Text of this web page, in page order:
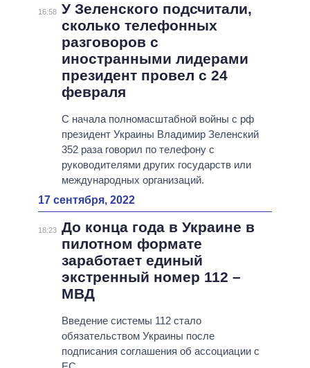
16:58 У Зеленского подсчитали,
сколько телефонных
разговоров с
иностранными лидерами
президент провел с 24
февраля
С начала полномасштабной войны с рф
президент Украины Владимир Зеленский
352 раза говорил по телефону с
руководителями других государств или
международных организаций.
17 сентября, 2022
18:23 До конца года в Украине в
пилотном формате
заработает единый
экстренный номер 112 –
МВД
Введение системы 112 стало
обязательством Украины после
подписания соглашения об ассоциации с